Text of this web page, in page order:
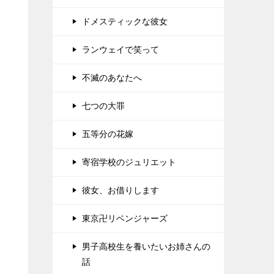
ドメスティックな彼女
ランウェイで笑って
不滅のあなたへ
七つの大罪
五等分の花嫁
寄宿学校のジュリエット
彼女、お借りします
東京卍リベンジャーズ
男子高校生を養いたいお姉さんの
話